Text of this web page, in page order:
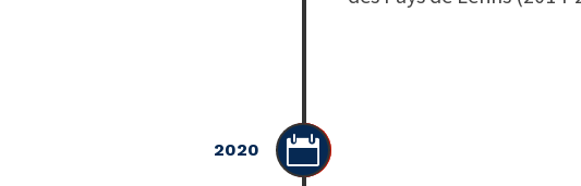

2020